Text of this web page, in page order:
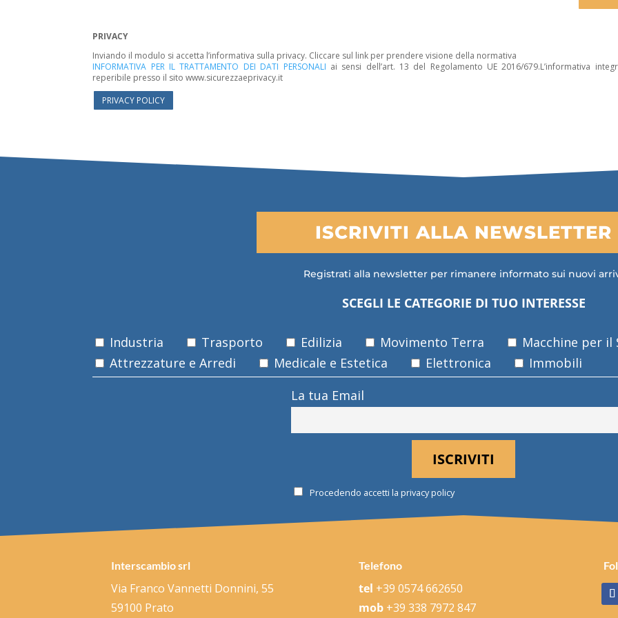
PRIVACY
Inviando il modulo si accetta l’informativa sulla privacy. Cliccare sul link per prendere visione della normativa
INFORMATIVA PER IL TRATTAMENTO DEI DATI PERSONALI ai sensi dell’art. 13 del Regolamento UE 2016/679.L’informativa
reperibile presso il sito www.sicurezzaeprivacy.it
PRIVACY POLICY
ISCRIVITI ALLA NEWSLETTER
Registrati alla newsletter per rimanere informato sui nuovi
SCEGLI LE CATEGORIE DI TUO INTERESSE
Industria Trasporto Edilizia Movimento Terra
Macchine per il
Attrezzature e Arredi
Medicale e Estetica Elettronica
Immobili
La tua Email
Procedendo accetti la privacy policy
Interscambio srl
Via Franco Vannetti Donnini, 55
59100 Prato
Telefono
tel +39 0574 662650
mob +39 338 7972 847